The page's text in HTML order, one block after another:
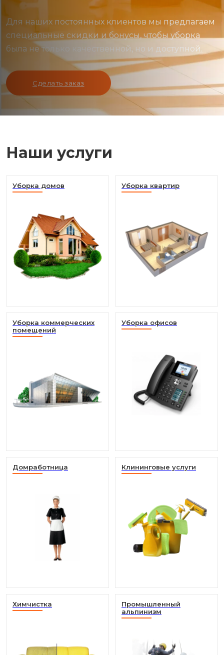
Для наших постоянных клиентов мы предлагаем
специальные скидки и бонусы, чтобы уборка
была не только качественной, но и доступной.
Сделать заказ
Наши услуги
Уборка домов Уборка квартир
Уборка коммерческих
помещений
Уборка офисов
Домработница Клининговые услуги
Химчистка
Промышленный
альпинизм